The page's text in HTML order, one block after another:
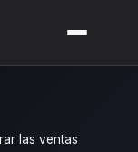
las ventas